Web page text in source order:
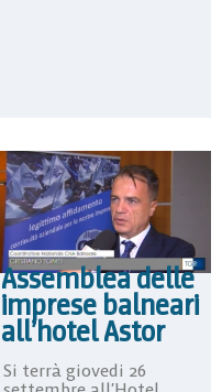
Assemblea delle
imprese balneari
all’hotel Astor
Si terrà giovedi 26